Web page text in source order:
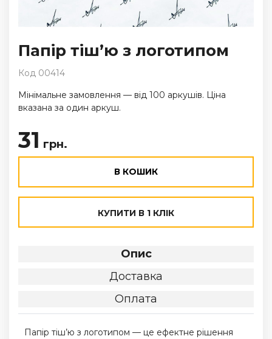
Папір тіш’ю з логотипом
Код 00414
Мінімальне замовлення — від 100 аркушів. Ціна
вказана за один аркуш.
31 грн.
В КОШИК
КУПИТИ В 1 КЛІК
Опис
Доставка
Оплата
Папір тіш’ю з логотипом — це ефектне рішення